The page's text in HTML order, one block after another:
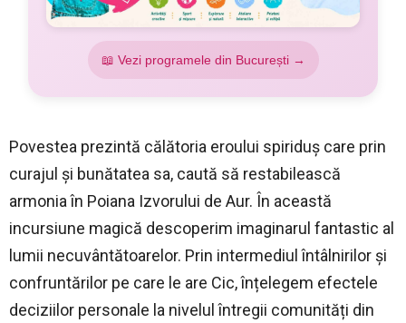
📖 Vezi programele din București →
Povestea prezintă călătoria eroului spiriduș care prin
curajul și bunătatea sa, caută să restabilească
armonia în Poiana Izvorului de Aur. În această
incursiune magică descoperim imaginarul fantastic al
lumii necuvântătoarelor. Prin intermediul întâlnirilor și
confruntărilor pe care le are Cic, înțelegem efectele
deciziilor personale la nivelul întregii comunități din